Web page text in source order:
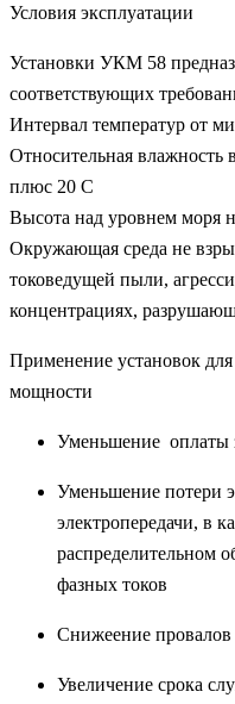
Условия эксплуатации
Установки УКМ 58
соответствующих
Интервал температур от
Относительная влажность
плюс 20 С
Высота над уровнем моря
Окружающая среда не
токоведущей пыли,
концентрациях,
Применение установок
мощности
Уменьшение оплаты
Уменьшение потери
электропередачи, в
распределительном
фазных токов
Снижеение
Увеличение срока